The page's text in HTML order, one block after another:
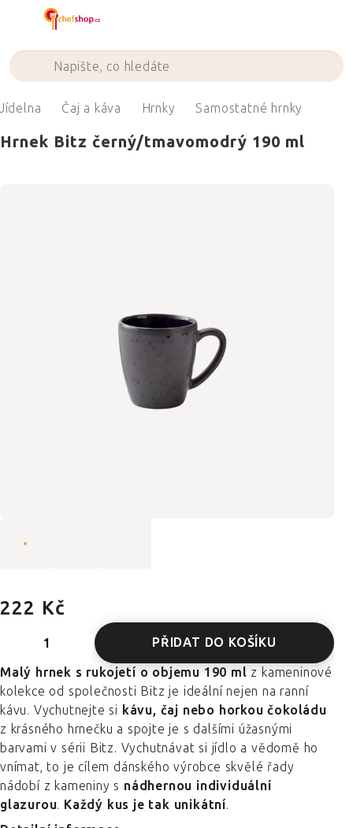
Čaj a káva Hrnky Samostatné hrnky
Hrnek Bitz černý/tmavomodrý 190 ml
222 Kč
PŘIDAT DO KOŠÍKU
Malý hrnek s rukojetí o objemu 190 ml z kameninové
kolekce od společnosti Bitz je ideální nejen na ranní
kávu. Vychutnejte si kávu, čaj nebo horkou čokoládu
z krásného hrnečku a spojte je s dalšími úžasnými
barvami v sérii Bitz. Vychutnávat si jídlo a vědomě ho
vnímat, to je cílem dánského výrobce skvělé řady
nádobí z kameniny s nádhernou individuální
glazurou. Každý kus je tak unikátní.